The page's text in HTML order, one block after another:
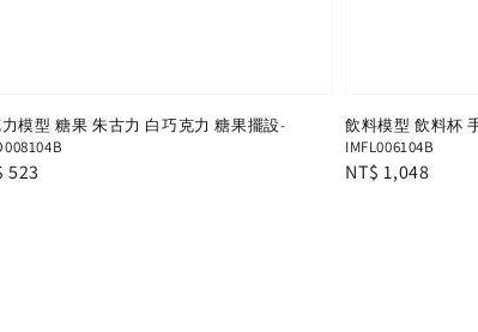
模型 糖果 朱古力 白巧克力 糖果擺設-
523
飲料模型 飲料杯
IMFL006104B
Regular
NT$ 1,048